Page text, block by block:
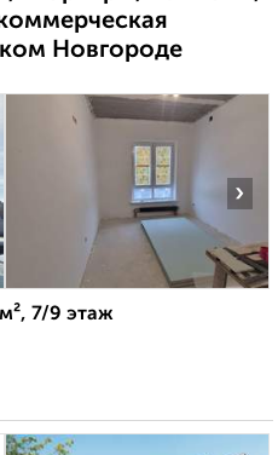
Новгороде
›
7/9 этаж